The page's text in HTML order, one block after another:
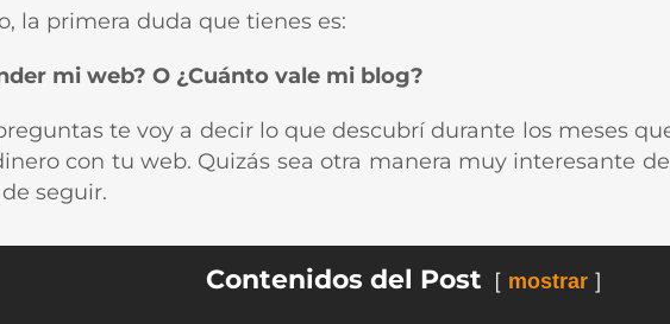
la primera duda que tienes es:
mi web? O ¿Cuánto vale mi blog?
te voy a decir lo que descubrí durante los meses
con tu web. Quizás sea otra manera muy interesante
seguir.
Contenidos del Post mostrar